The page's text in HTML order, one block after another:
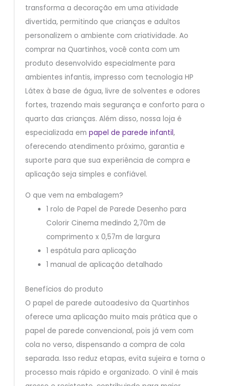
transforma a decoração em uma atividade
divertida, permitindo que crianças e adultos
personalizem o ambiente com criatividade. Ao
comprar na Quartinhos, você conta com um
produto desenvolvido especialmente para
ambientes infantis, impresso com tecnologia HP
Látex à base de água, livre de solventes e odores
fortes, trazendo mais segurança e conforto para o
quarto das crianças. Além disso, nossa loja é
especializada em papel de parede infantil,
oferecendo atendimento próximo, garantia e
suporte para que sua experiência de compra e
aplicação seja simples e confiável.
O que vem na embalagem?
1 rolo de Papel de Parede Desenho para
Colorir Cinema medindo 2,70m de
comprimento x 0,57m de largura
1 espátula para aplicação
1 manual de aplicação detalhado
Benefícios do produto
O papel de parede autoadesivo da Quartinhos
oferece uma aplicação muito mais prática que o
papel de parede convencional, pois já vem com
cola no verso, dispensando a compra de cola
separada. Isso reduz etapas, evita sujeira e torna o
processo mais rápido e organizado. O vinil é mais